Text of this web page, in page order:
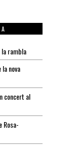
rambla
nova
concert al
Rosa-